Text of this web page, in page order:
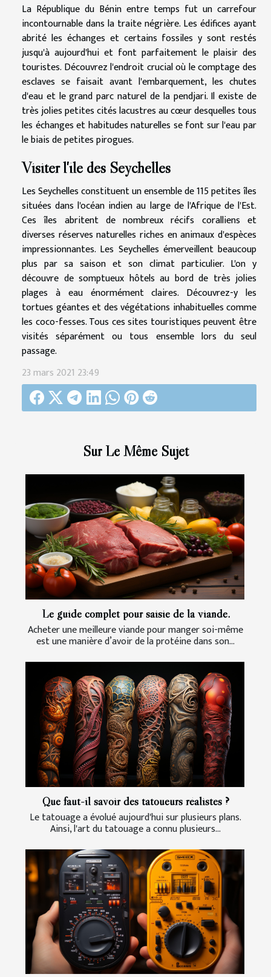
Sur Le Même Sujet
Le guide complet pour saisie de la viande.
Acheter une meilleure viande pour manger soi-même
est une manière d’avoir de la protéine dans son...
Que faut-il savoir des tatoueurs réalistes ?
Le tatouage a évolué aujourd'hui sur plusieurs plans.
Ainsi, l'art du tatouage a connu plusieurs...
La République du Bénin entre temps fut un carrefour
incontournable dans la traite négrière. Les édifices ayant
abrité les échanges et certains fossiles y sont restés
jusqu'à aujourd'hui et font parfaitement le plaisir des
touristes. Découvrez l'endroit crucial où le comptage des
esclaves se faisait avant l'embarquement, les chutes
d'eau et le grand parc naturel de la pendjari. Il existe de
très jolies petites cités lacustres au cœur desquelles tous
les échanges et habitudes naturelles se font sur l'eau par
le biais de petites pirogues.
Visiter l'île des Seychelles
Les Seychelles constituent un ensemble de 115 petites îles
situées dans l'océan indien au large de l'Afrique de l'Est.
Ces îles abritent de nombreux récifs coralliens et
diverses réserves naturelles riches en animaux d'espèces
impressionnantes. Les Seychelles émerveillent beaucoup
plus par sa saison et son climat particulier. L'on y
découvre de somptueux hôtels au bord de très jolies
plages à eau énormément claires. Découvrez-y les
tortues géantes et des végétations inhabituelles comme
les coco-fesses. Tous ces sites touristiques peuvent être
visités séparément ou tous ensemble lors du seul
passage.
23 mars 2021 23:49